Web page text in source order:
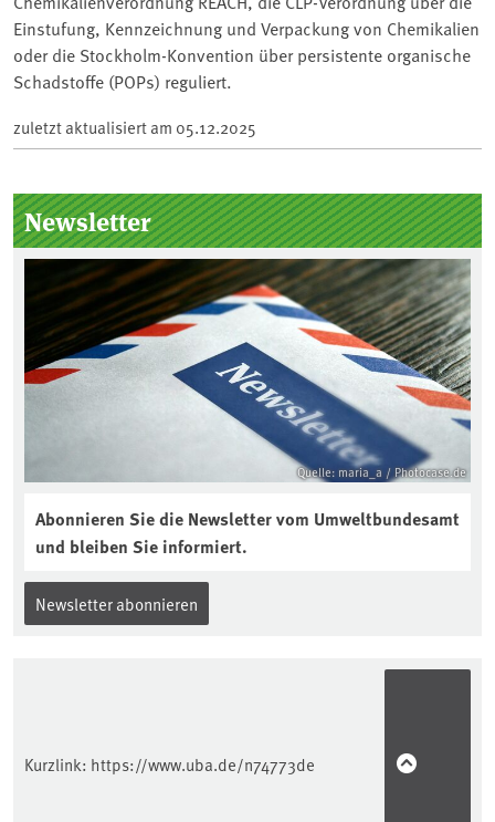
Einstufung, Kennzeichnung und Verpackung von Chemikalien
oder die Stockholm-Konvention über persistente organische
Schadstoffe (POPs) reguliert.
zuletzt aktualisiert am 05.12.2025
Seitenleiste
Newsletter
Quelle: maria_a / Photocase.de
Abonnieren Sie die Newsletter vom Umweltbundesamt
und bleiben Sie informiert.
Newsletter abonnieren
Kurzlink: https://www.uba.de/n74773de